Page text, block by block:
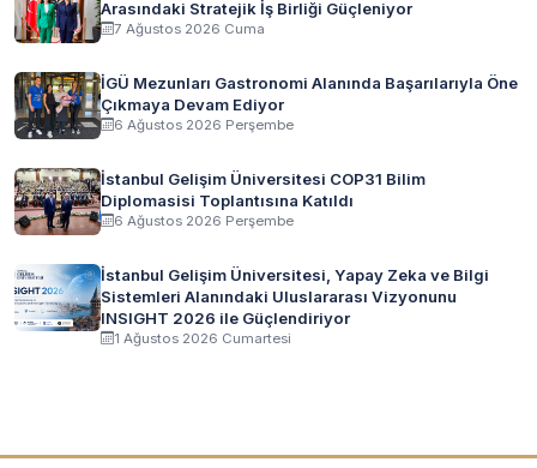
Arasındaki Stratejik İş Birliği Güçleniyor
7 Ağustos 2026 Cuma
İGÜ Mezunları Gastronomi Alanında Başarılarıyla Öne
Çıkmaya Devam Ediyor
6 Ağustos 2026 Perşembe
İstanbul Gelişim Üniversitesi COP31 Bilim
Diplomasisi Toplantısına Katıldı
6 Ağustos 2026 Perşembe
İstanbul Gelişim Üniversitesi, Yapay Zeka ve Bilgi
Sistemleri Alanındaki Uluslararası Vizyonunu
INSIGHT 2026 ile Güçlendiriyor
1 Ağustos 2026 Cumartesi